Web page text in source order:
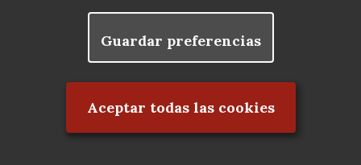
Guardar preferencias
Aceptar todas las cookies
DEL HOTEL FLORIDA DE ANTONIO PALACIOS
August 2023